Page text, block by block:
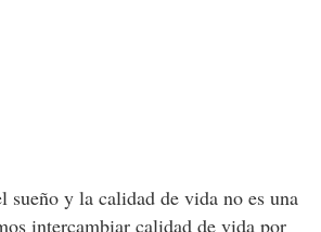
sueño y la calidad de vida no es una
intercambiar calidad de vida por